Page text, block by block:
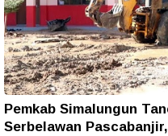
Pemkab Simalungun
Serbelawan